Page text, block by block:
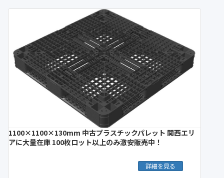
1100×1100×130mm 中古プラスチックパレット 関西エリ
アに大量在庫 100枚ロット以上のみ激安販売中！
詳細を見る